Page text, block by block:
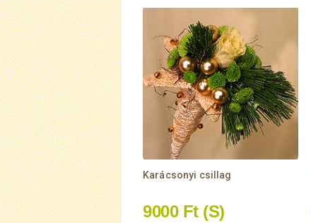
Karácsonyi csillag
9000 Ft (S)